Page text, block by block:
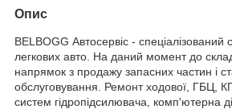
Опис
BELBOGG Автосервіс - спеціалізований
легкових авто. На даний момент до
напрямок з продажу запасних частин і
обслуговування. Ремонт ходової, ГБЦ,
систем гідропідсилювача, комп'ютерна